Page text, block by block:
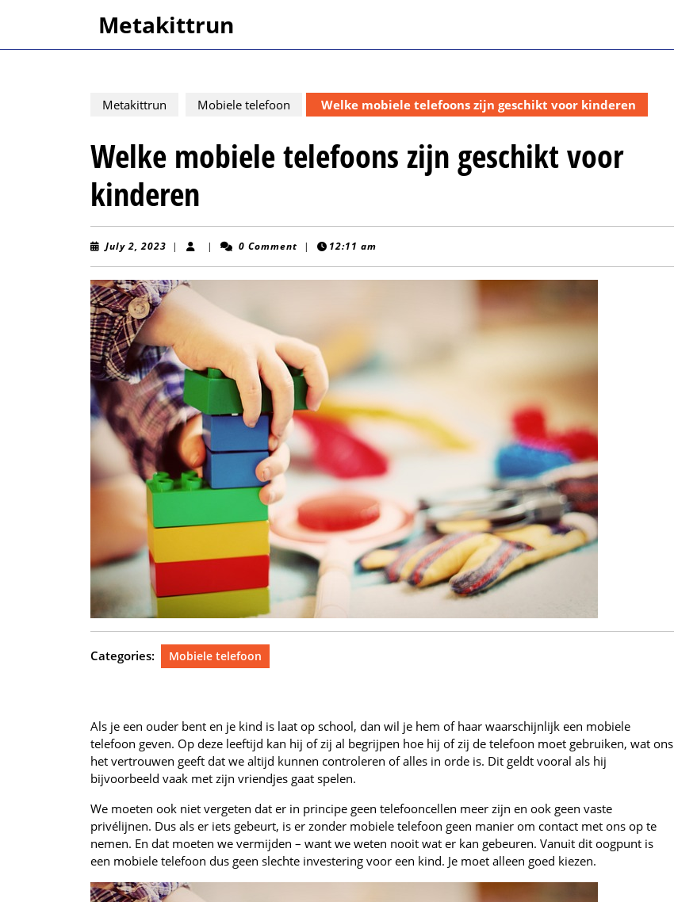
Metakittrun
Metakittrun Mobiele telefoon Welke mobiele telefoons zijn geschikt voor kinderen
Welke mobiele telefoons zijn geschikt voor
kinderen
July 2, 2023 July
| | 0 Comment | 12:11 am
Categories: Mobiele telefoon
Als je een ouder bent en je kind is laat op school, dan wil je hem of haar waarschijnlijk een mobiele
telefoon geven. Op deze leeftijd kan hij of zij al begrijpen hoe hij of zij de telefoon moet gebruiken, wat ons
het vertrouwen geeft dat we altijd kunnen controleren of alles in orde is. Dit geldt vooral als hij
bijvoorbeeld vaak met zijn vriendjes gaat spelen.
We moeten ook niet vergeten dat er in principe geen telefooncellen meer zijn en ook geen vaste
privélijnen. Dus als er iets gebeurt, is er zonder mobiele telefoon geen manier om contact met ons op te
nemen. En dat moeten we vermijden – want we weten nooit wat er kan gebeuren. Vanuit dit oogpunt is
een mobiele telefoon dus geen slechte investering voor een kind. Je moet alleen goed kiezen.